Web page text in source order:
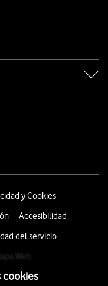
y Cookies
Accesibilidad
del servicio
Web
cookies